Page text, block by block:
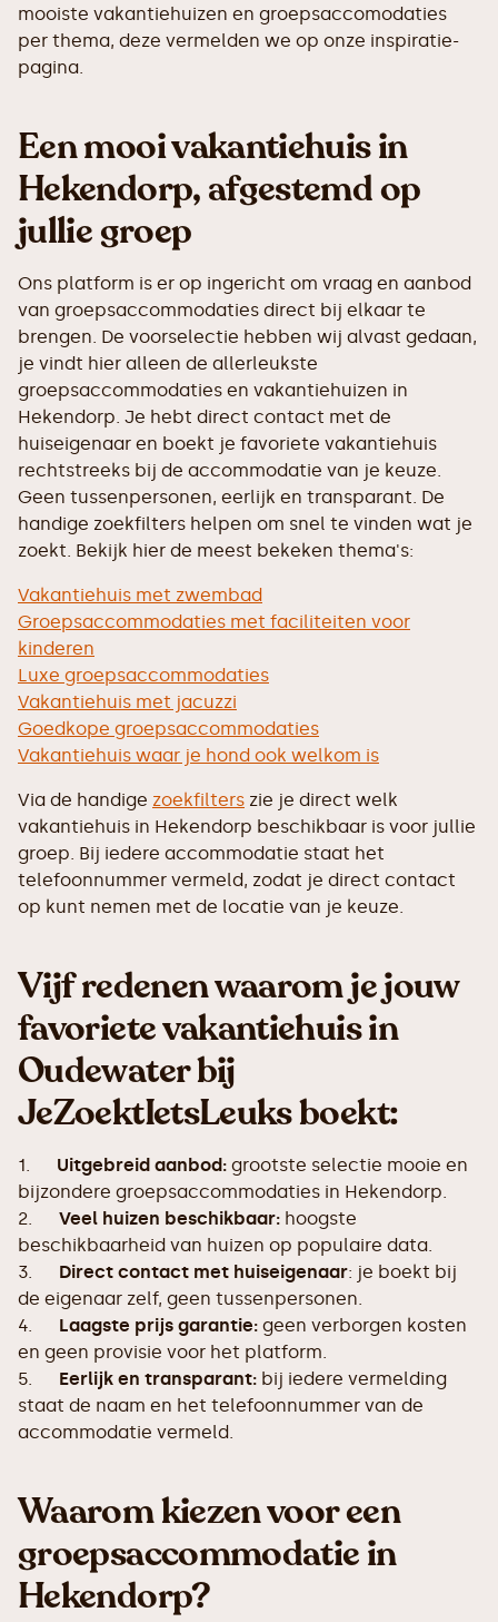
mooiste vakantiehuizen en groepsaccomodaties
per thema, deze vermelden we op onze inspiratie-
pagina.
Een mooi vakantiehuis in
Hekendorp, afgestemd op
jullie groep
Ons platform is er op ingericht om vraag en aanbod
van groepsaccommodaties direct bij elkaar te
brengen. De voorselectie hebben wij alvast gedaan,
je vindt hier alleen de allerleukste
groepsaccommodaties en vakantiehuizen in
Hekendorp. Je hebt direct contact met de
huiseigenaar en boekt je favoriete vakantiehuis
rechtstreeks bij de accommodatie van je keuze.
Geen tussenpersonen, eerlijk en transparant. De
handige zoekfilters helpen om snel te vinden wat je
zoekt. Bekijk hier de meest bekeken thema's:
Vakantiehuis met zwembad
Groepsaccommodaties met faciliteiten voor
kinderen
Luxe groepsaccommodaties
Vakantiehuis met jacuzzi
Goedkope groepsaccommodaties
Vakantiehuis waar je hond ook welkom is
Via de handige zoekfilters zie je direct welk
vakantiehuis in Hekendorp beschikbaar is voor jullie
groep. Bij iedere accommodatie staat het
telefoonnummer vermeld, zodat je direct contact
op kunt nemen met de locatie van je keuze.
Vijf redenen waarom je jouw
favoriete vakantiehuis in
Oudewater bij
JeZoektIetsLeuks boekt:
1. Uitgebreid aanbod: grootste selectie mooie en
bijzondere groepsaccommodaties in Hekendorp.
2. Veel huizen beschikbaar: hoogste
beschikbaarheid van huizen op populaire data.
3. Direct contact met huiseigenaar: je boekt bij
de eigenaar zelf, geen tussenpersonen.
4. Laagste prijs garantie: geen verborgen kosten
en geen provisie voor het platform.
5. Eerlijk en transparant: bij iedere vermelding
staat de naam en het telefoonnummer van de
accommodatie vermeld.
Waarom kiezen voor een
groepsaccommodatie in
Hekendorp?